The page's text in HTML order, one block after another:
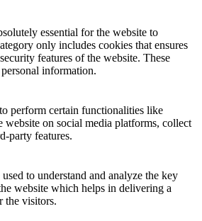
essential for the website to
only includes cookies that ensures
features of the website. These
information.
perform certain functionalities like
website on social media platforms, collect
party features.
to understand and analyze the key
website which helps in delivering a
the visitors.